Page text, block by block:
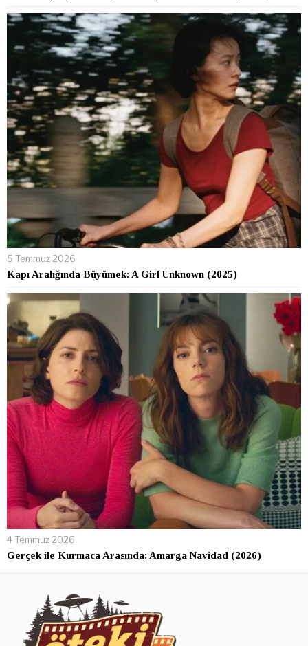
5 Temmuz 2026
Kapı Aralığında Büyümek: A Girl Unknown (2025)
4 Temmuz 2026
Gerçek ile Kurmaca Arasında: Amarga Navidad (2026)